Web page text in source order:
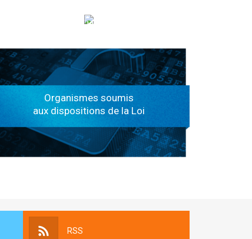
الهياكل الخاضعة لقانون النفاذ إلى المعلومة
Organismes soumis
aux dispositions de la Loi
RSS